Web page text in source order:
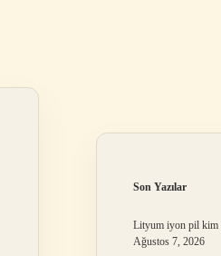
Son Yazılar
Lityum iyon pil kim
Ağustos 7, 2026